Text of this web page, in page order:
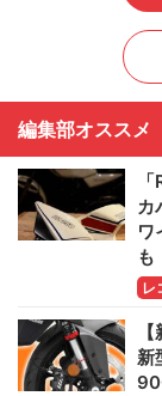
編集部オススメ
カ
ワ
も
レ
新